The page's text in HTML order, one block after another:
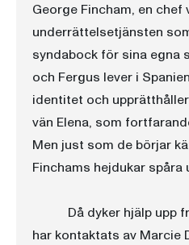
George Fincham, en chef
underrättelsetjänsten
syndabock för sina egna
och Fergus lever i
identitet och
vän Elena, som
Men just som de börjar
Finchams hejdukar spåra
Då dyker hjälp upp
har kontaktats av Marcie